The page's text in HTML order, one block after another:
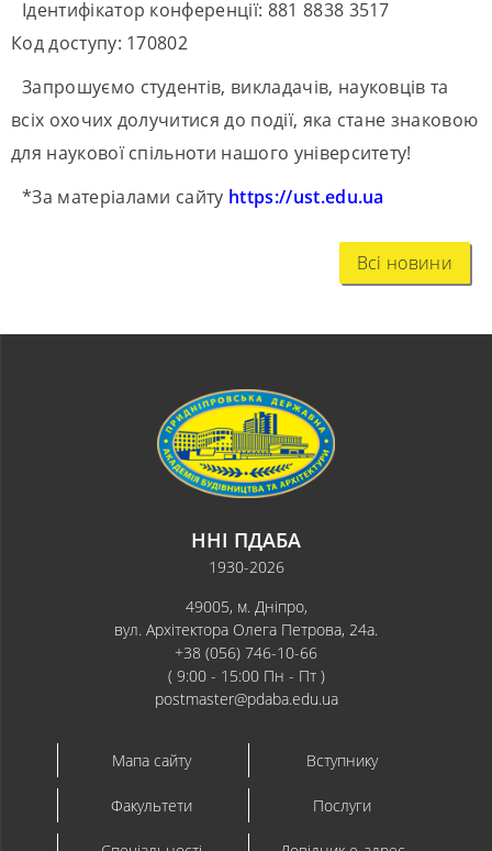
Ідентифікатор конференції: 881 8838 3517
Код доступу: 170802
Запрошуємо студентів, викладачів, науковців та
всіх охочих долучитися до події, яка стане знаковою
для наукової спільноти нашого університету!
*За матеріалами сайту https://ust.edu.ua
Всі новини
ННІ ПДАБА
1930-2026
49005, м. Дніпро,
вул. Архітектора Олега Петрова, 24а.
+38 (056) 746-10-66
( 9:00 - 15:00 Пн - Пт )
postmaster@pdaba.edu.ua
Мапа сайту Вступнику
Факультети Послуги